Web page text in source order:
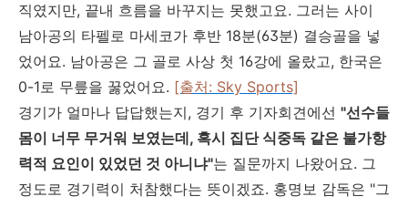
직였지만, 끝내 흐름을 바꾸지는 못했고요. 그러는 사이
남아공의 타펠로 마세코가 후반 18분(63분) 결승골을 넣
었어요. 남아공은 그 골로 사상 첫 16강에 올랐고, 한국은
0-1로 무릎을 꿇었어요. [출처: Sky Sports]
경기가 얼마나 답답했는지, 경기 후 기자회견에선 "선수들
몸이 너무 무거워 보였는데, 혹시 집단 식중독 같은 불가항
력적 요인이 있었던 것 아니냐"는 질문까지 나왔어요. 그
정도로 경기력이 처참했다는 뜻이겠죠. 홍명보 감독은 "그